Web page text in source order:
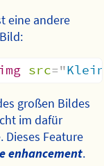
eine andere
src="
großen Bildes
im dafür
Dieses Feature
enhancement.